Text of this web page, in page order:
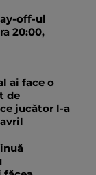
off-ul
20:00,
ai face o
de
jucător l-a